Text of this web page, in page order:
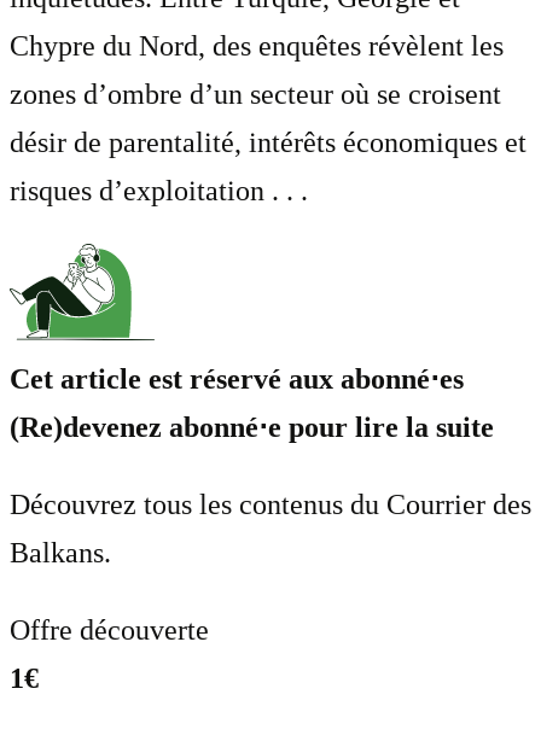
Chypre du Nord, des enquêtes révèlent les
zones d’ombre d’un secteur où se croisent
désir de parentalité, intérêts économiques et
risques d’exploitation . . .
Cet article est réservé aux abonné⋅es
(Re)devenez abonné⋅e pour lire la suite
Découvrez tous les contenus du Courrier des
Balkans.
Offre découverte
1€